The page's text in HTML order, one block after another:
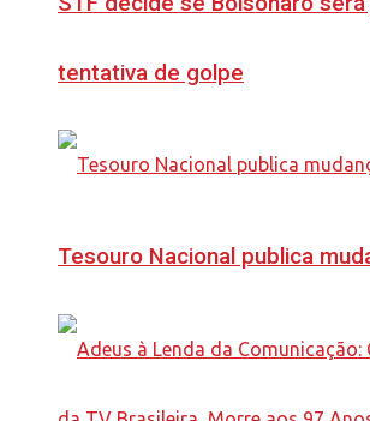
tentativa de golpe
Tesouro Nacional publica